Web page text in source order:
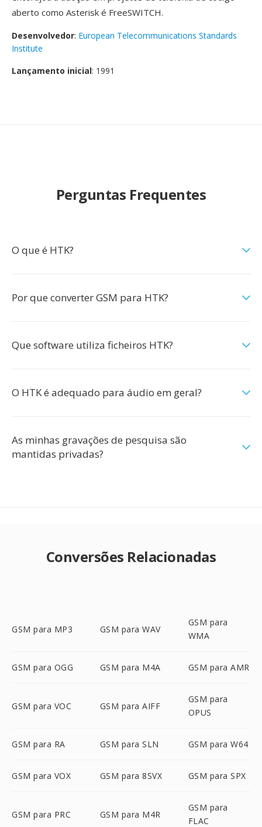
aberto como Asterisk é FreeSWITCH.
Desenvolvedor: European Telecommunications Standards
Institute
Lançamento inicial: 1991
Perguntas Frequentes
O que é HTK?
Por que converter GSM para HTK?
Que software utiliza ficheiros HTK?
O HTK é adequado para áudio em geral?
As minhas gravações de pesquisa são
mantidas privadas?
Conversões Relacionadas
GSM para MP3 GSM para WAV
GSM para
WMA
GSM para OGG GSM para M4A GSM para AMR
GSM para VOC GSM para AIFF
GSM para
OPUS
GSM para RA GSM para SLN GSM para W64
GSM para VOX GSM para 8SVX GSM para SPX
GSM para PRC GSM para M4R
GSM para
FLAC